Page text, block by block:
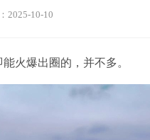
2025-10-10
火爆出圈的，并不多。